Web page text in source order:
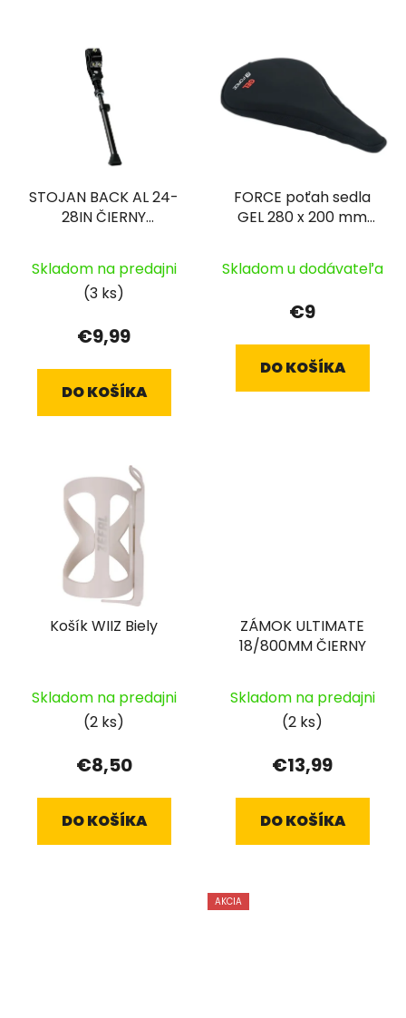
STOJAN BACK AL 24-
28IN ČIERNY
Skladom na predajni
(3 ks)
€9,99
DO KOŠÍKA
FORCE poťah sedla
GEL 280 x 200 mm
Skladom u dodávateľa
€9
DO KOŠÍKA
Košík WIIZ Biely
Skladom na predajni
(2 ks)
€8,50
DO KOŠÍKA
ZÁMOK ULTIMATE
18/800MM ČIERNY
Skladom na predajni
(2 ks)
€13,99
DO KOŠÍKA
AKCIA